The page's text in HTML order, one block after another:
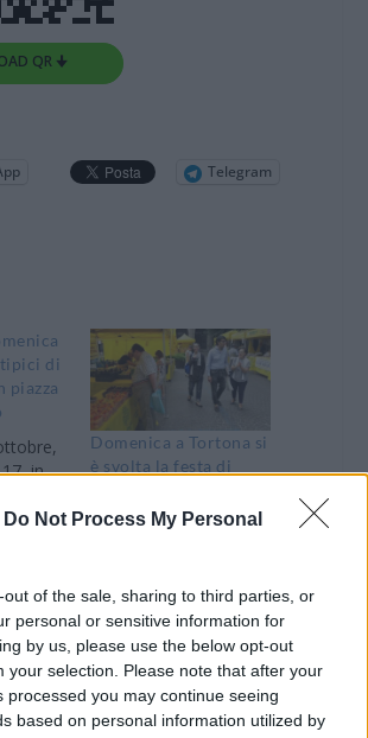
Do Not Process My Personal
out of the sale, sharing to third parties, or
personal or sensitive information for
by us, please use the below opt-out
your selection. Please note that after your
processed you may continue seeing
based on personal information utilized by
QR 🠋
Telegram
di
piazza
in
di
–
nella
Domenica a Tortona si
è svolta la festa di
26 Giugno 2018